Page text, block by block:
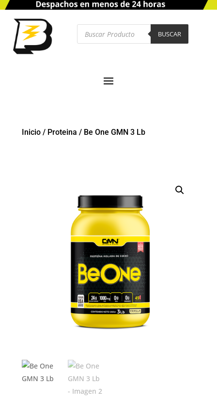
Búsqueda
productos
BUSCAR
Inicio/ Proteina / Be One GMN 3 Lb